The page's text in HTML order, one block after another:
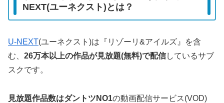
NEXT(ユーネクスト)とは？
U-NEXT(ユーネクスト)は『リゾーリ&アイルズ』を含
む、 26万本以上の作品が見放題(無料)で配信しているサブ
スクです。
見放題作品数はダントツNO1の動画配信サービス(VOD)